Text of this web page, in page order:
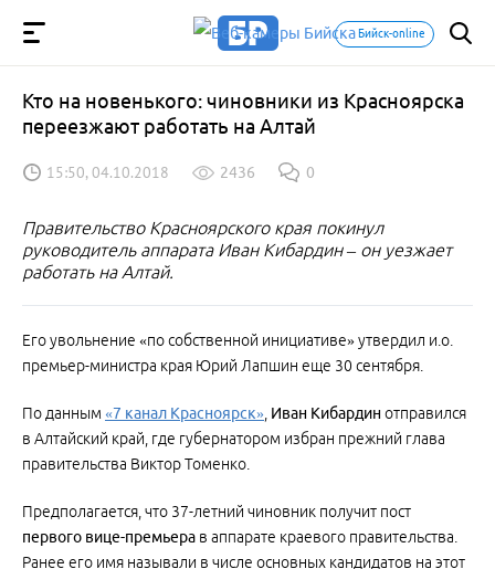
Бийск-online
Кто на новенького: чиновники из Красноярска
переезжают работать на Алтай
15:50, 04.10.2018 2436 0
Правительство Красноярского края покинул
руководитель аппарата Иван Кибардин – он уезжает
работать на Алтай.
Его увольнение «по собственной инициативе» утвердил и.о.
премьер-министра края Юрий Лапшин еще 30 сентября.
По данным «7 канал Красноярск» Иван Кибардин отправился
в Алтайский край, где губернатором избран прежний глава
правительства Виктор Томенко.
Предполагается, что 37-летний чиновник получит пост
первого вице-премьера в аппарате краевого правительства.
Ранее его имя называли в числе основных кандидатов на этот